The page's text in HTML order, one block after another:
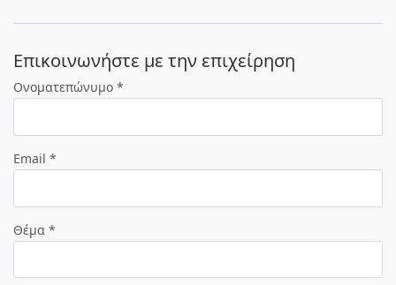
Eπικοινωνήστε με την επιχείρηση
Ονοματεπώνυμο *
Email *
Θέμα *